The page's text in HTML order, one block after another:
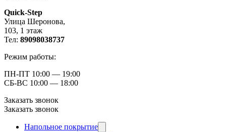
Quick-Step
​Улица Шеронова,
103, ​1 этаж
Тел: 89098038737
Режим работы:
ПН-ПТ 10:00 — 19:00
СБ-ВС 10:00 — 18:00
Заказать звонок
Заказать звонок
Напольное покрытие